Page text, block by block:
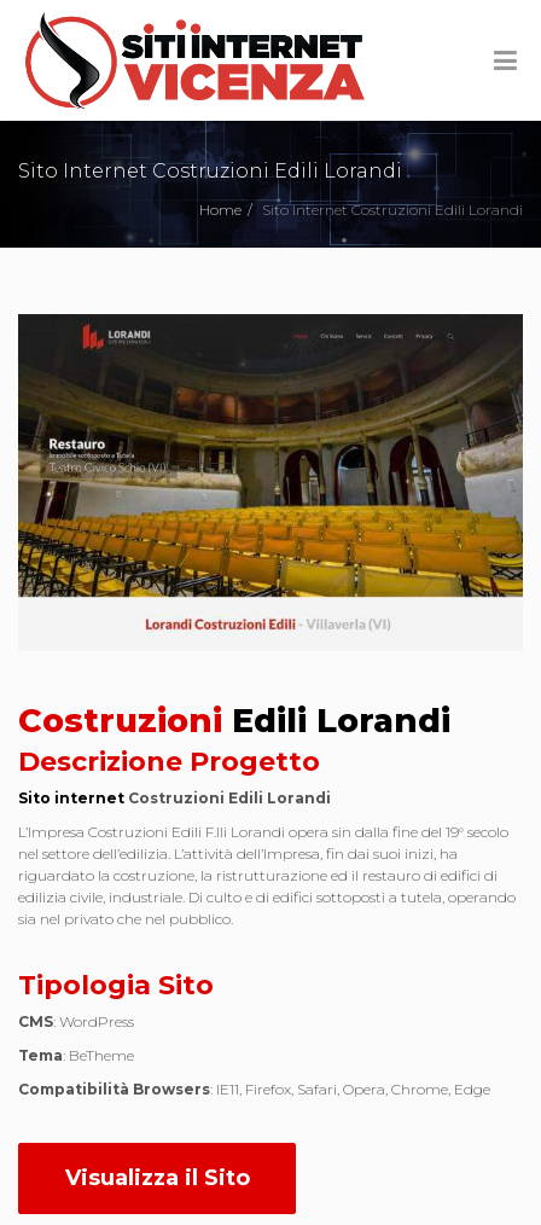
Sito Internet Costruzioni Edili Lorandi
Home Sito Internet Costruzioni Edili Lorandi
Costruzioni Edili Lorandi
Descrizione Progetto
Sito internet Costruzioni Edili Lorandi
L’Impresa Costruzioni Edili F.lli Lorandi opera sin dalla fine del 19° secolo
nel settore dell’edilizia. L’attività dell’Impresa, fin dai suoi inizi, ha
riguardato la costruzione, la ristrutturazione ed il restauro di edifici di
edilizia civile, industriale. Di culto e di edifici sottoposti a tutela, operando
sia nel privato che nel pubblico.
Tipologia Sito
CMS: WordPress
Tema: BeTheme
Compatibilità Browsers: IE11, Firefox, Safari, Opera, Chrome, Edge
Visualizza il Sito